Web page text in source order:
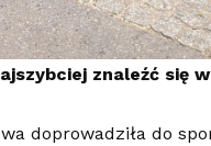
znaleźć się
doprowadziła do